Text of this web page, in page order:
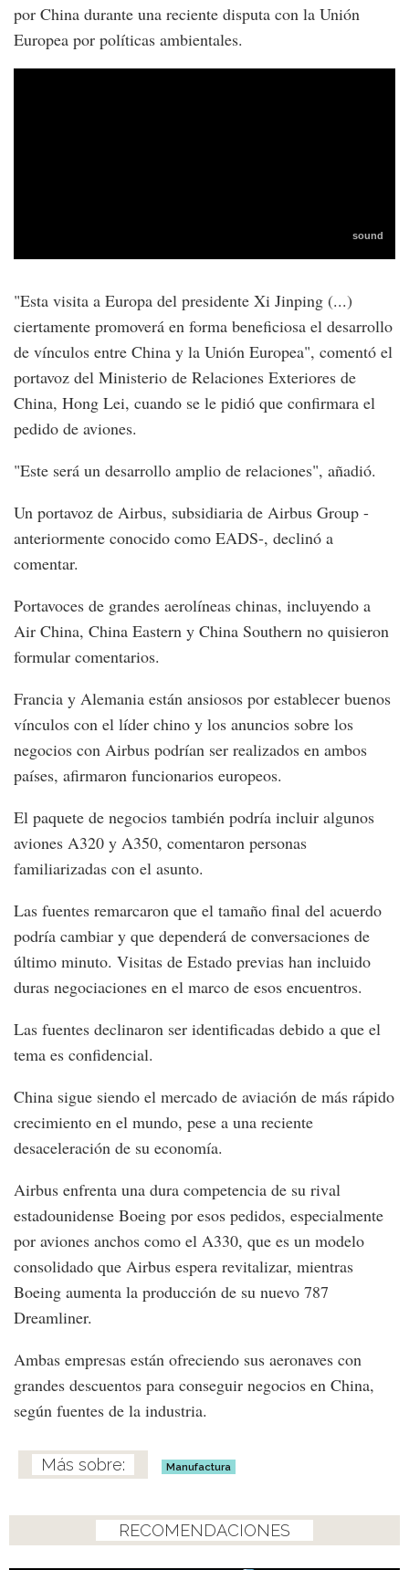
por China durante una reciente disputa con la Unión
Europea por políticas ambientales.
"Esta visita a Europa del presidente Xi Jinping (...)
ciertamente promoverá en forma beneficiosa el desarrollo
de vínculos entre China y la Unión Europea", comentó el
portavoz del Ministerio de Relaciones Exteriores de
China, Hong Lei, cuando se le pidió que confirmara el
pedido de aviones.
"Este será un desarrollo amplio de relaciones", añadió.
Un portavoz de Airbus, subsidiaria de Airbus Group -
anteriormente conocido como EADS-, declinó a
comentar.
Portavoces de grandes aerolíneas chinas, incluyendo a
Air China, China Eastern y China Southern no quisieron
formular comentarios.
Francia y Alemania están ansiosos por establecer buenos
vínculos con el líder chino y los anuncios sobre los
negocios con Airbus podrían ser realizados en ambos
países, afirmaron funcionarios europeos.
El paquete de negocios también podría incluir algunos
aviones A320 y A350, comentaron personas
familiarizadas con el asunto.
Las fuentes remarcaron que el tamaño final del acuerdo
podría cambiar y que dependerá de conversaciones de
último minuto. Visitas de Estado previas han incluido
duras negociaciones en el marco de esos encuentros.
Las fuentes declinaron ser identificadas debido a que el
tema es confidencial.
China sigue siendo el mercado de aviación de más rápido
crecimiento en el mundo, pese a una reciente
desaceleración de su economía.
Airbus enfrenta una dura competencia de su rival
estadounidense Boeing por esos pedidos, especialmente
por aviones anchos como el A330, que es un modelo
consolidado que Airbus espera revitalizar, mientras
Boeing aumenta la producción de su nuevo 787
Dreamliner.
Ambas empresas están ofreciendo sus aeronaves con
grandes descuentos para conseguir negocios en China,
según fuentes de la industria.
Manufactura
RECOMENDACIONES